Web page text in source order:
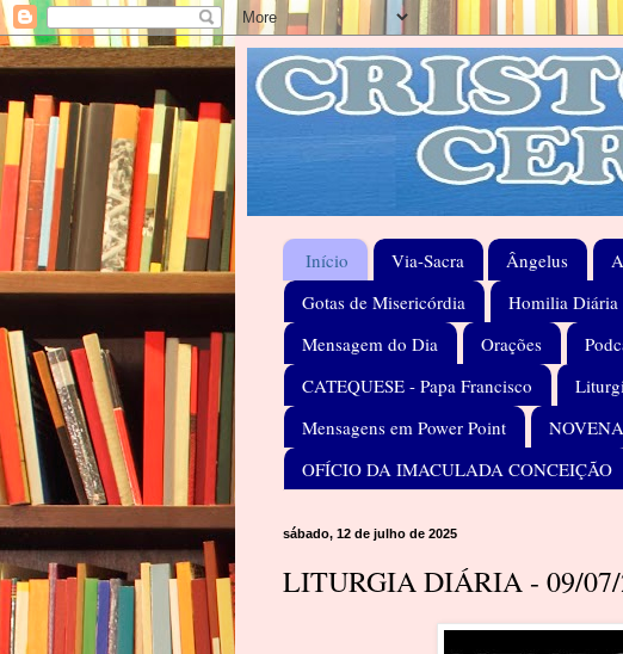
Início Via-Sacra Ângelus
Gotas de Misericórdia
Homilia Diária
Mensagem do Dia
Orações
CATEQUESE - Papa Francisco
Mensagens em Power Point
OFÍCIO DA IMACULADA CONCEIÇÃO
sábado, 12 de julho de 2025
LITURGIA DIÁRIA - 09/07/